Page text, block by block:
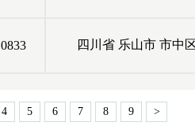
0833 四川省 乐山市 市中
4 5 6 7 8 9 >